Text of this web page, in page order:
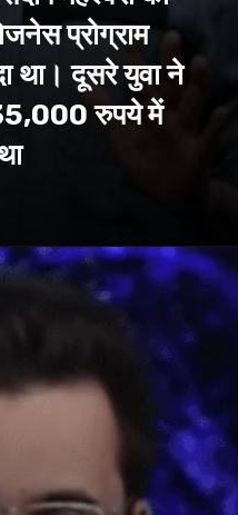
प्रोग्राम
था। दूसरे युवा ने
रुपये में